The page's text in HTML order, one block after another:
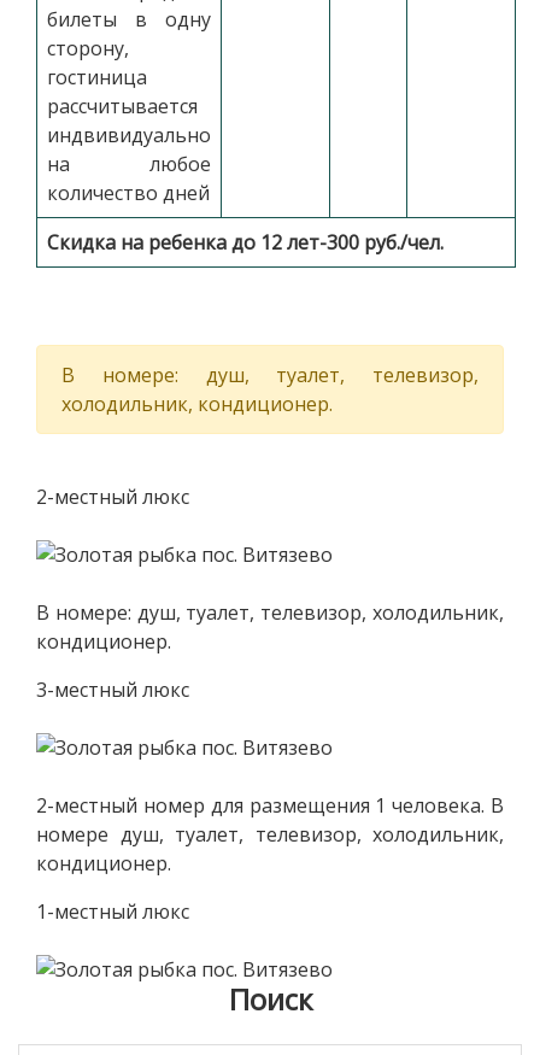
билеты в одну
сторону,
гостиница
рассчитывается
индвивидуально
на любое
количество дней
Скидка на ребенка до 12 лет-300 руб./чел.
В номере: душ, туалет, телевизор,
холодильник, кондиционер.
2-местный люкс
В номере: душ, туалет, телевизор, холодильник,
кондиционер.
3-местный люкс
2-местный номер для размещения 1 человека. В
номере душ, туалет, телевизор, холодильник,
кондиционер.
1-местный люкс
Поиск